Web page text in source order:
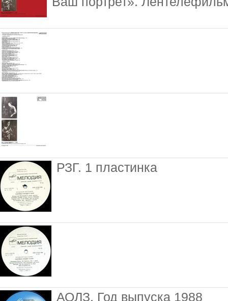
РЗГ. 1 пластинка
АОЛЗ. Год выпуска 1988